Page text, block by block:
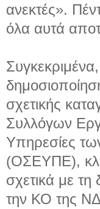
ανεκτές».
όλα αυτά
σχετικής
Συλλόγων
Υπηρεσίες
(ΟΣΕΥΠΕ),
σχετικά με
την ΚΟ της